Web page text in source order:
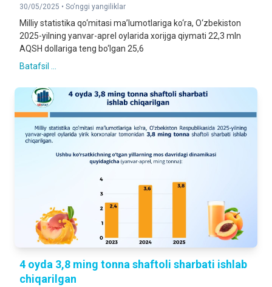
30/05/2025 • So‘nggi yangiliklar
Milliy statistika qo‘mitasi ma’lumotlariga ko‘ra, O‘zbekiston
2025-yilning yanvar-aprel oylarida xorijga qiymati 22,3 mln
AQSH dollariga teng bo‘lgan 25,6
Batafsil ...
4 oyda 3,8 ming tonna shaftoli sharbati ishlab
chiqarilgan